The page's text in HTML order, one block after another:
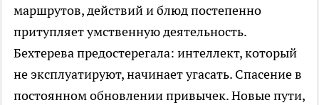
маршрутов, действий и блюд постепенно
притупляет умственную деятельность.
Бехтерева предостерегала: интеллект, который
не эксплуатируют, начинает угасать. Спасение в
постоянном обновлении привычек. Новые пути,